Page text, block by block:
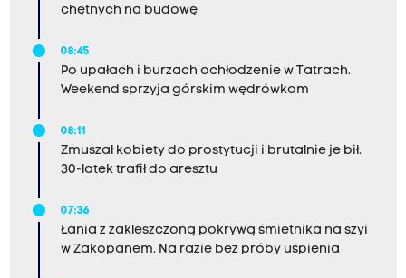
chętnych na budowę
08:45
Po upałach i burzach ochłodzenie w Tatrach.
Weekend sprzyja górskim wędrówkom
08:11
Zmuszał kobiety do prostytucji i brutalnie je bił.
30-latek trafił do aresztu
07:36
Łania z zakleszczoną pokrywą śmietnika na szyi
w Zakopanem. Na razie bez próby uśpienia